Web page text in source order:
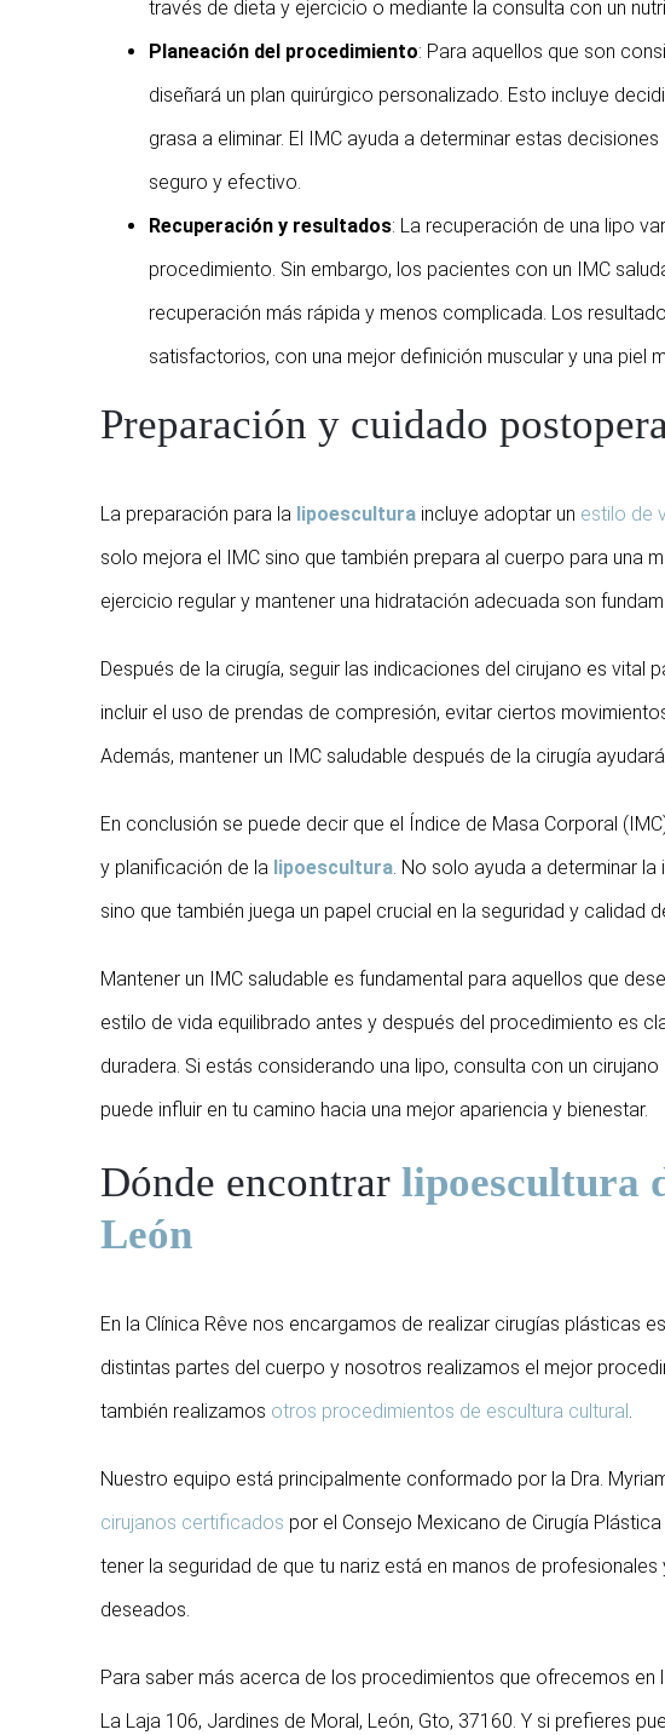
través de dieta y ejercicio o mediante la consulta con un
Planeación del procedimiento: Para aquellos que son
diseñará un plan quirúrgico personalizado. Esto incluye
grasa a eliminar. El IMC ayuda a determinar estas
seguro y efectivo.
Recuperación y resultados: La recuperación de una lipo
procedimiento. Sin embargo, los pacientes con un IMC
recuperación más rápida y menos complicada. Los
satisfactorios, con una mejor definición muscular y una piel
Preparación y cuidado
La preparación para la lipoesculturaincluye adoptar un estilo de
solo mejora el IMC sino que también prepara al cuerpo para una
ejercicio regular y mantener una hidratación adecuada son
Después de la cirugía, seguir las indicaciones del cirujano es vital
incluir el uso de prendas de compresión, evitar ciertos
Además, mantener un IMC saludable después de la cirugía
En conclusión se puede decir que el Índice de Masa Corporal
y planificación de la lipoescultura. No solo ayuda a determinar
sino que también juega un papel crucial en la seguridad y calidad
Mantener un IMC saludable es fundamental para aquellos que
estilo de vida equilibrado antes y después del procedimiento es
duradera. Si estás considerando una lipo, consulta con un
puede influir en tu camino hacia una mejor apariencia y bienestar.
Dónde encontrar lipoescultura
León
En la Clínica Rêve nos encargamos de realizar cirugías plásticas
distintas partes del cuerpo y nosotros realizamos el mejor
también realizamos otros procedimientos de escultura cultural .
Nuestro equipo está principalmente conformado por la Dra.
cirujanos certificados por el Consejo Mexicano de Cirugía
tener la seguridad de que tu nariz está en manos de
deseados.
Para saber más acerca de los procedimientos que ofrecemos en
La Laja 106, Jardines de Moral, León, Gto, 37160. Y si prefieres